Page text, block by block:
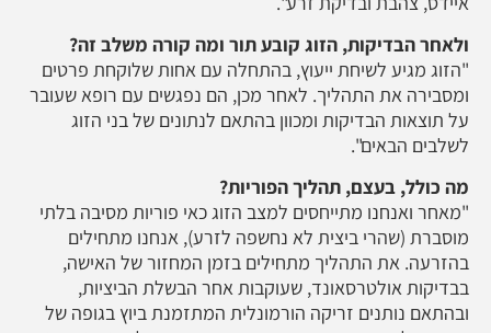
ולאחר הבדיקות, הזוג קובע תור ומה קורה משלב זה?
"הזוג מגיע לשיחת ייעוץ, בהתחלה עם אחות שלוקחת פרטים
ומסבירה את התהליך. לאחר מכן, הם נפגשים עם רופא שעובר
על תוצאות הבדיקות ומכוון בהתאם לנתונים של בני הזוג
לשלבים הבאים".
מה כולל, בעצם, תהליך הפוריות?
"מאחר ואנחנו מתייחסים למצב הזוג כאי פוריות מסיבה בלתי
מוסברת (שהרי ביצית לא נחשפה לזרע), אנחנו מתחילים
בהזרעה. את התהליך מתחילים בזמן המחזור של האישה,
בבדיקות אולטרסאונד, שעוקבות אחר הבשלת הביציות,
ובהתאם נותנים זריקה הורמונלית המתזמנת ביוץ בגופה של